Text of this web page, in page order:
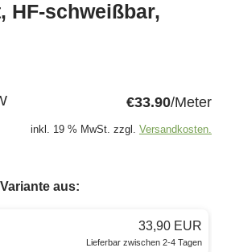
HF-schweißbar,
€33.90/Meter
inkl. 19 % MwSt. zzgl. Versandkosten.
aus:
33,90 EUR
Lieferbar zwischen 2-4 Tagen